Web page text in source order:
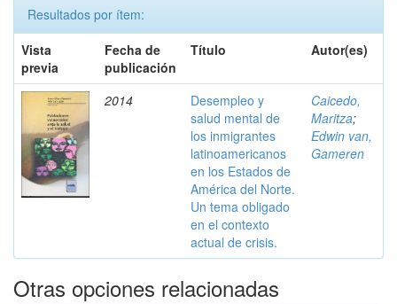
Resultados por ítem:
Vista
previa
Fecha de
publicación
Título Autor(es)
2014
Desempleo y
salud mental de
los inmigrantes
latinoamericanos
en los Estados de
América del Norte.
Un tema obligado
en el contexto
actual de crisis.
Caicedo,
Maritza;
Edwin van,
Gameren
Otras opciones relacionadas